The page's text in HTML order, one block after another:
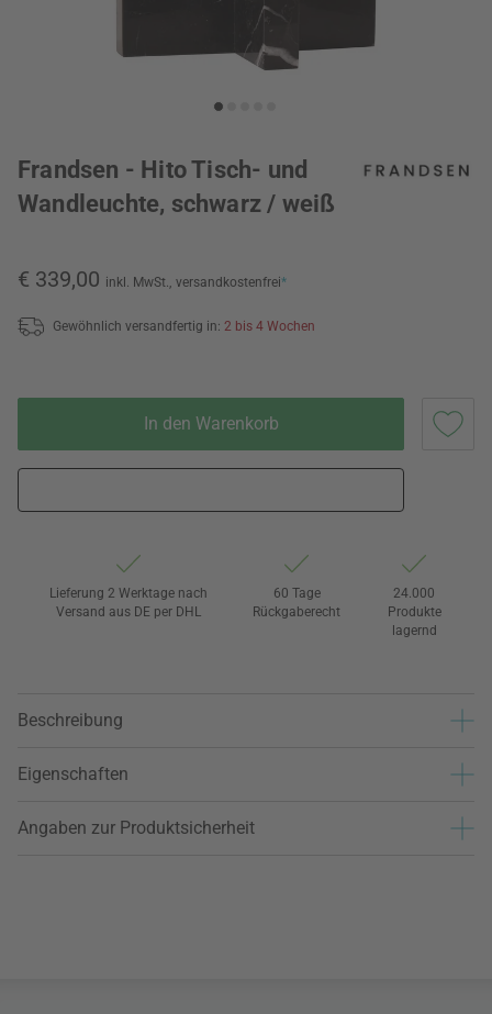
Frandsen - Hito Tisch- und
Wandleuchte, schwarz / weiß
€ 339,00 inkl. MwSt., versandkostenfrei*
Gewöhnlich versandfertig in: 2 bis 4 Wochen
In den Warenkorb
Lieferung 2 Werktage nach
Versand aus DE per DHL
60 Tage
Rückgaberecht
24.000
Produkte
lagernd
Beschreibung
Eigenschaften
Angaben zur Produktsicherheit